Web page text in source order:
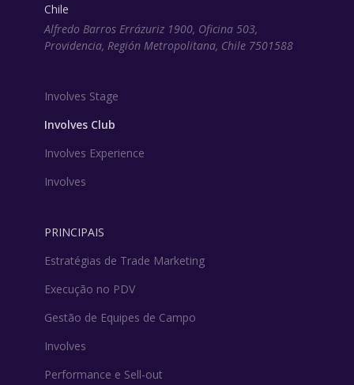
Chile
Alfredo Barros Errázuriz 1900, Oficina 503,
Providencia, Región Metropolitana, Chile 7501588
Involves Stage
Involves Club
Involves Experience
Involves
PRINCIPAIS
Estratégias de Trade Marketing
Execução no PDV
Gestão de Equipes de Campo
Involves
Performance e Sell-out